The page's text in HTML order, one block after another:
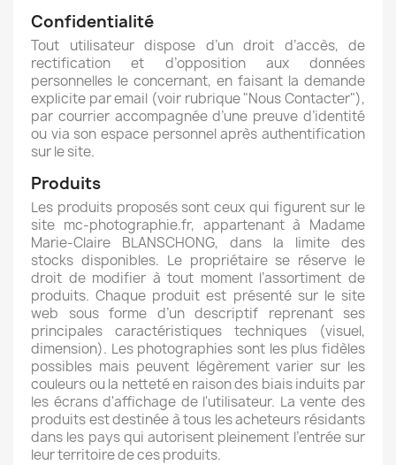
Confidentialité
Tout utilisateur dispose d’un droit d’accès, de
rectification et d’opposition aux données
personnelles le concernant, en faisant la demande
explicite par email (voir rubrique "Nous Contacter"),
par courrier accompagnée d’une preuve d’identité
ou via son espace personnel après authentification
sur le site.
Produits
Les produits proposés sont ceux qui figurent sur le
site mc-photographie.fr, appartenant à Madame
Marie-Claire BLANSCHONG, dans la limite des
stocks disponibles. Le propriétaire se réserve le
droit de modifier à tout moment l’assortiment de
produits. Chaque produit est présenté sur le site
web sous forme d’un descriptif reprenant ses
principales caractéristiques techniques (visuel,
dimension). Les photographies sont les plus fidèles
possibles mais peuvent légèrement varier sur les
couleurs ou la netteté en raison des biais induits par
les écrans d'affichage de l'utilisateur. La vente des
produits est destinée à tous les acheteurs résidants
dans les pays qui autorisent pleinement l’entrée sur
leur territoire de ces produits.